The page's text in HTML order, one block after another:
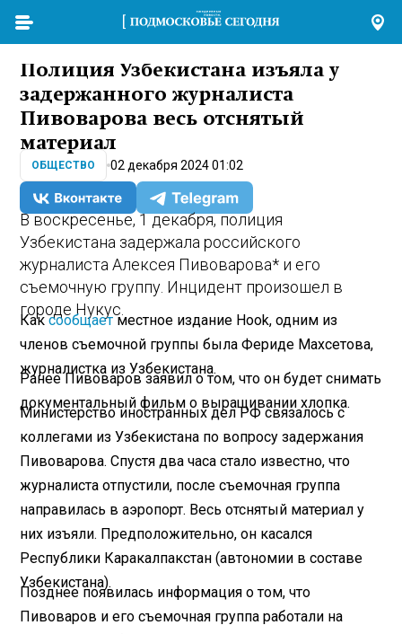
Полиция Узбекистана изъяла у
задержанного журналиста
Пивоварова весь отснятый
материал
ОБЩЕСТВО 02 декабря 2024 01:02
В воскресенье, 1 декабря, полиция
Узбекистана задержала российского
журналиста Алексея Пивоварова* и его
съемочную группу. Инцидент произошел в
городе Нукус.
Каксообщаетместное издание Hook, одним из
членов съемочной группы была Фериде Махсетова,
журналистка из Узбекистана.
Ранее Пивоваров заявил о том, что он будет снимать
документальный фильм о выращивании хлопка.
Министерство иностранных дел РФ связалось с
коллегами из Узбекистана по вопросу задержания
Пивоварова. Спустя два часа стало известно, что
журналиста отпустили, после съемочная группа
направилась в аэропорт. Весь отснятый материал у
них изъяли. Предположительно, он касался
Республики Каракалпакстан (автономии в составе
Узбекистана).
Позднее появилась информация о том, что
Пивоваров и его съемочная группа работали на